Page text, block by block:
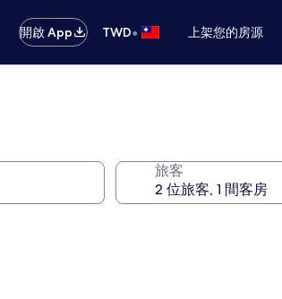
開啟 App
TWD• 上架您的房源
旅客